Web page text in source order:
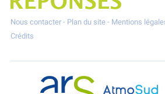
Nous contacter- Plan du site- Mentions
Crédits
ARS Paca AtmoSud